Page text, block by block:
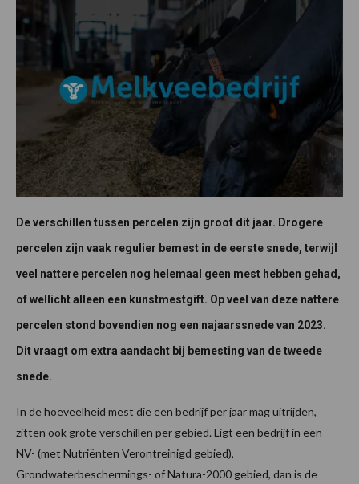
De verschillen tussen percelen zijn groot dit jaar. Drogere
percelen zijn vaak regulier bemest in de eerste snede, terwijl
veel nattere percelen nog helemaal geen mest hebben gehad,
of wellicht alleen een kunstmestgift. Op veel van deze nattere
percelen stond bovendien nog een najaarssnede van 2023.
Dit vraagt om extra aandacht bij bemesting van de tweede
snede.
In de hoeveelheid mest die een bedrijf per jaar mag uitrijden,
zitten ook grote verschillen per gebied. Ligt een bedrijf in een
NV- (met Nutriënten Verontreinigd gebied),
Grondwaterbeschermings- of Natura-2000 gebied, dan is de